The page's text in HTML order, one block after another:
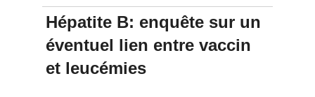
Hépatite B: enquête sur un
éventuel lien entre vaccin
et leucémies